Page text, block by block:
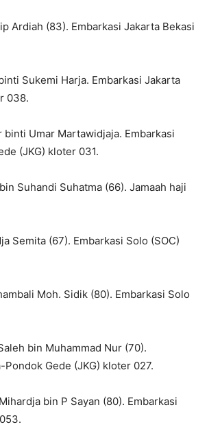
Ardiah (83). Embarkasi Jakarta Bekasi
Sukemi Harja. Embarkasi Jakarta
038.
binti Umar Martawidjaja. Embarkasi
(JKG) kloter 031.
Suhandi Suhatma (66). Jamaah haji
Semita (67). Embarkasi Solo (SOC)
Moh. Sidik (80). Embarkasi Solo
bin Muhammad Nur (70).
Pondok Gede (JKG) kloter 027.
bin P Sayan (80). Embarkasi